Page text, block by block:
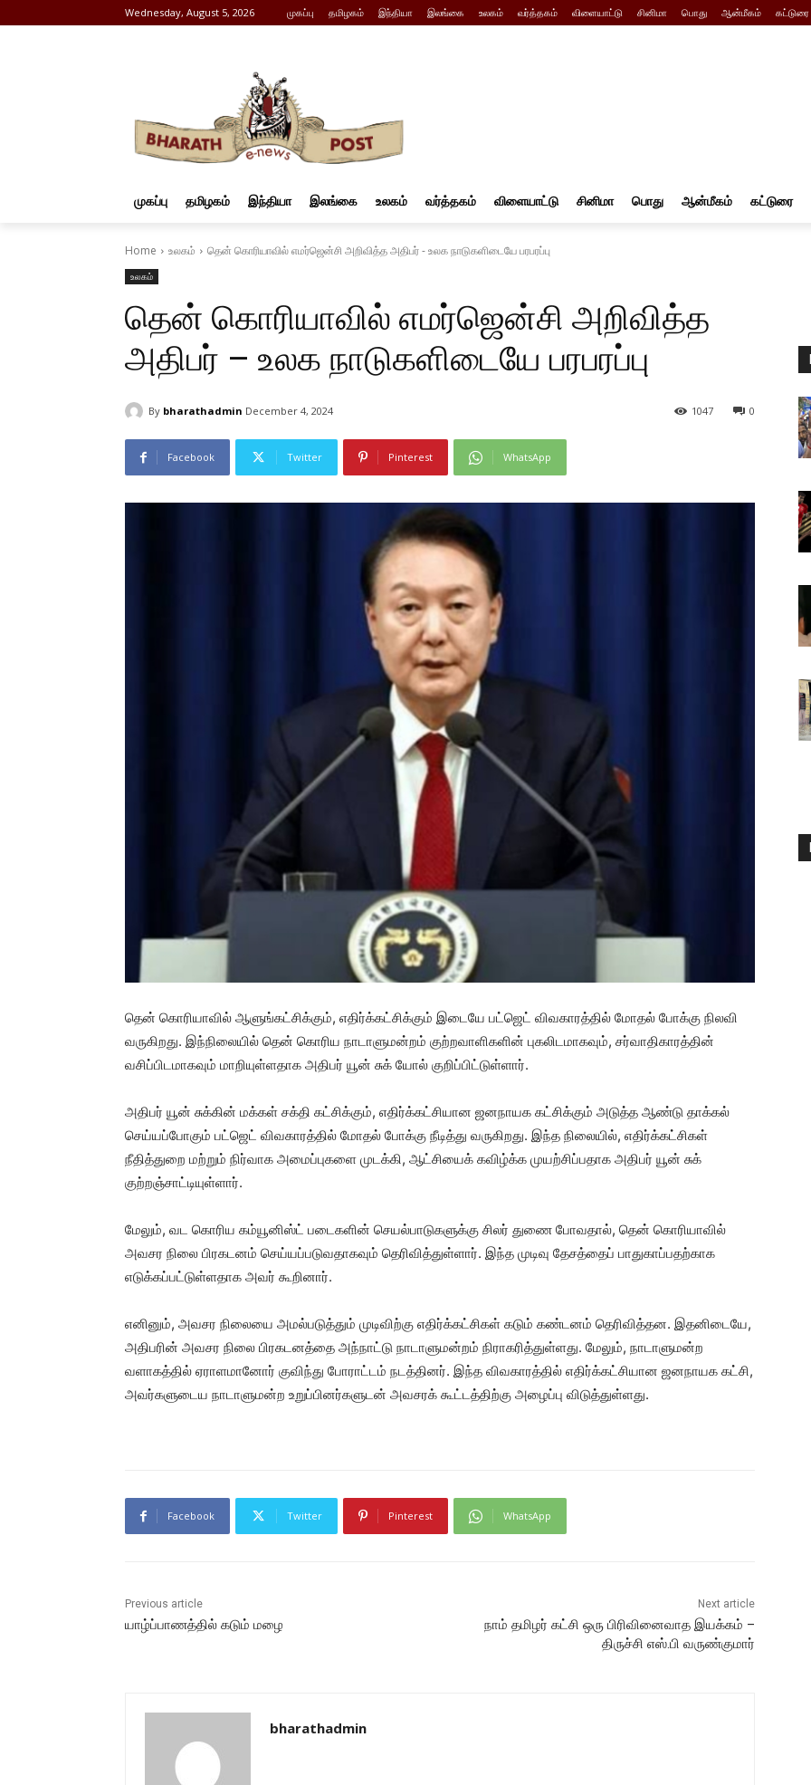
Wednesday, August 5, 2026 முகப்பு தமிழகம் இந்தியா இலங்கை உலகம் வர்த்தகம் விளையாட்டு சினிமா பொது ஆன்மீகம் கட்டுரை
முகப்பு தமிழகம் இந்தியா இலங்கை உலகம் வர்த்தகம் விளையாட்டு சினிமா பொது ஆன்மீகம் கட்டுரை
Home உலகம் தென் கொரியாவில் எமர்ஜென்சி அறிவித்த அதிபர் - உலக நாடுகளிடையே பரபரப்பு
உலகம்
தென் கொரியாவில் எமர்ஜென்சி அறிவித்த
அதிபர் – உலக நாடுகளிடையே பரபரப்பு
By bharathadmin December 4, 2024 0
1047
Facebook Twitter Pinterest WhatsApp
தென் கொரியாவில் ஆளுங்கட்சிக்கும், எதிர்க்கட்சிக்கும் இடையே பட்ஜெட் விவகாரத்தில் மோதல் போக்கு நிலவி
வருகிறது. இந்நிலையில் தென் கொரிய நாடாளுமன்றம் குற்றவாளிகளின் புகலிடமாகவும், சர்வாதிகாரத்தின்
வசிப்பிடமாகவும் மாறியுள்ளதாக அதிபர் யூன் சுக் யோல் குறிப்பிட்டுள்ளார்.
அதிபர் யூன் சுக்கின் மக்கள் சக்தி கட்சிக்கும், எதிர்க்கட்சியான ஜனநாயக கட்சிக்கும் அடுத்த ஆண்டு தாக்கல்
செய்யப்போகும் பட்ஜெட் விவகாரத்தில் மோதல் போக்கு நீடித்து வருகிறது. இந்த நிலையில், எதிர்க்கட்சிகள்
நீதித்துறை மற்றும் நிர்வாக அமைப்புகளை முடக்கி, ஆட்சியைக் கவிழ்க்க முயற்சிப்பதாக அதிபர் யூன் சுக்
குற்றஞ்சாட்டியுள்ளார்.
மேலும், வட கொரிய கம்யூனிஸ்ட் படைகளின் செயல்பாடுகளுக்கு சிலர் துணை போவதால், தென் கொரியாவில்
அவசர நிலை பிரகடனம் செய்யப்படுவதாகவும் தெரிவித்துள்ளார். இந்த முடிவு தேசத்தைப் பாதுகாப்பதற்காக
எடுக்கப்பட்டுள்ளதாக அவர் கூறினார்.
எனினும், அவசர நிலையை அமல்படுத்தும் முடிவிற்கு எதிர்க்கட்சிகள் கடும் கண்டனம் தெரிவித்தன. இதனிடையே,
அதிபரின் அவசர நிலை பிரகடனத்தை அந்நாட்டு நாடாளுமன்றம் நிராகரித்துள்ளது. மேலும், நாடாளுமன்ற
வளாகத்தில் ஏராளமானோர் குவிந்து போராட்டம் நடத்தினர். இந்த விவகாரத்தில் எதிர்க்கட்சியான ஜனநாயக கட்சி,
அவர்களுடைய நாடாளுமன்ற உறுப்பினர்களுடன் அவசரக் கூட்டத்திற்கு அழைப்பு விடுத்துள்ளது.
Facebook Twitter Pinterest WhatsApp
Previous article
யாழ்ப்பாணத்தில் கடும் மழை
Next article
நாம் தமிழர் கட்சி ஒரு பிரிவினைவாத இயக்கம் –
திருச்சி எஸ்.பி வருண்குமார்
bharathadmin